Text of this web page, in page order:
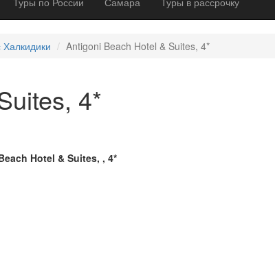
Antigoni Beach Hotel & Suites, 4*
4*
Hotel & Suites, , 4*